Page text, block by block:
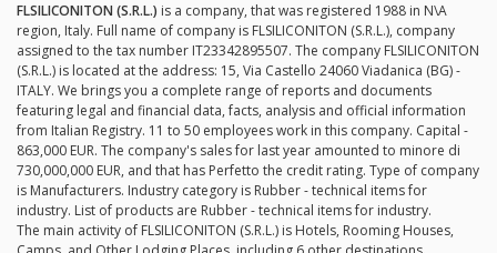
FLSILICONITON (S.R.L.) is a company, that was registered 1988 in N\A
region, Italy. Full name of company is FLSILICONITON (S.R.L.), company
assigned to the tax number IT23342895507. The company FLSILICONITON
(S.R.L.) is located at the address: 15, Via Castello 24060 Viadanica (BG) -
ITALY. We brings you a complete range of reports and documents
featuring legal and financial data, facts, analysis and official information
from Italian Registry. 11 to 50 employees work in this company. Capital -
863,000 EUR. The company's sales for last year amounted to minore di
730,000,000 EUR, and that has Perfetto the credit rating. Type of company
is Manufacturers. Industry category is Rubber - technical items for
industry. List of products are Rubber - technical items for industry.
The main activity of FLSILICONITON (S.R.L.) is Hotels, Rooming Houses,